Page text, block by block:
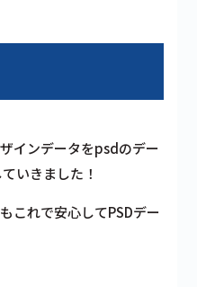
インデータをpsdのデー
いきました！
これで安心してPSDデー